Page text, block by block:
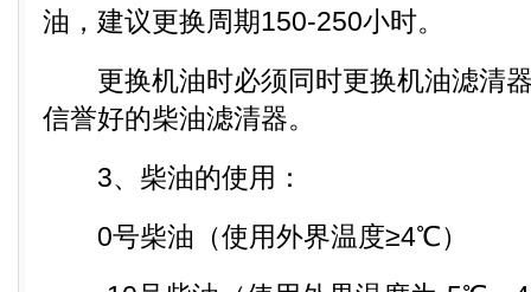
油，建议更换周期150-250小时。
更换机油时必须同时更换机油滤清器
信誉好的柴油滤清器。
3、柴油的使用：
0号柴油（使用外界温度≥4℃）